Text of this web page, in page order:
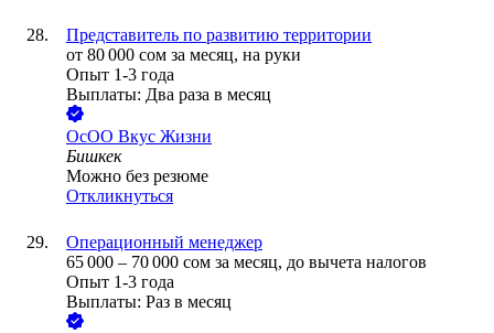
Представитель по развитию территории
от 80 000 сом за месяц, на руки
Опыт 1-3 года
Выплаты: Два раза в месяц
OcOO Вкус Жизни
Бишкек
Можно без резюме
Откликнуться
Операционный менеджер
65 000 – 70 000 сом за месяц, до вычета налогов
Опыт 1-3 года
Выплаты: Раз в месяц